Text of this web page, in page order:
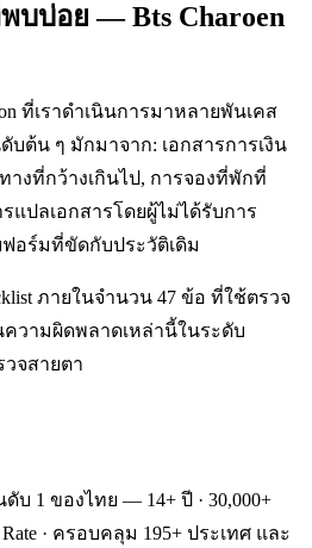
บบ่อย — Bts Charoen
ที่เราดำเนินการมาหลายพันเคส
บต้น ๆ มักมาจาก: เอกสารการเงิน
างที่กว้างเกินไป, การจองที่พักที่
แปลเอกสารโดยผู้ไม่ได้รับการ
อร์มที่ขัดกับประวัติเดิม
ภายในจำนวน 47 ข้อ ที่ใช้ตรวจ
วามผิดพลาดเหล่านี้ในระดับ
จสายตา
1 ของไทย — 14+ ปี · 30,000+
Rate · ครอบคลุม 195+ ประเทศ และ